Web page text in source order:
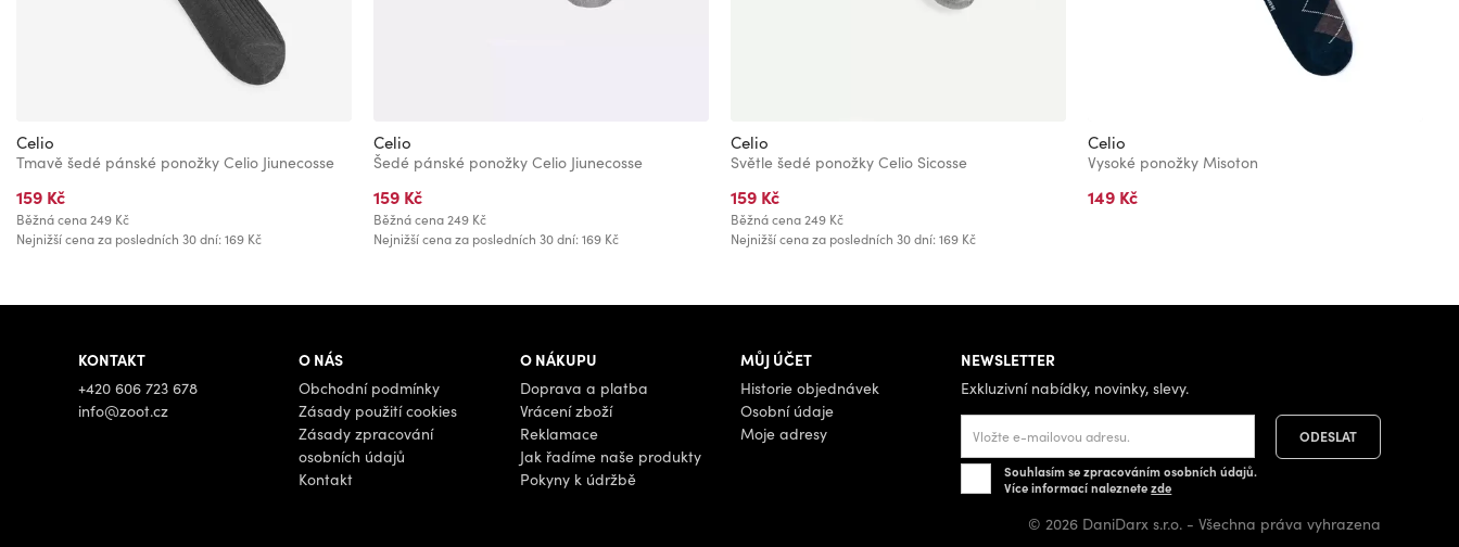
Celio
Tmavě šedé pánské ponožky Celio Jiunecosse
159 Kč
Běžná cena249 Kč
Nejnižší cena za posledních 30 dní: 169 Kč
Celio
Šedé pánské ponožky Celio Jiunecosse
159 Kč
Běžná cena249 Kč
Nejnižší cena za posledních 30 dní: 169 Kč
Celio
Světle šedé ponožky Celio Sicosse
159 Kč
Běžná cena249 Kč
Nejnižší cena za posledních 30 dní: 169 Kč
Celio
Vysoké ponožky Misoton
149 Kč
KONTAKT
+420 606 723 678
info@zoot.cz
O NÁS
Obchodní podmínky
Zásady použití cookies
Zásady zpracování
osobních údajů
Kontakt
O NÁKUPU
Doprava a platba
Vrácení zboží
Reklamace
Jak řadíme naše produkty
Pokyny k údržbě
MŮJ ÚČET
Historie objednávek
Osobní údaje
Moje adresy
NEWSLETTER
Exkluzivní nabídky, novinky, slevy.
Souhlasím se zpracováním osobních údajů.
Více informací naleznetezde
© 2026 DaniDarx s.r.o. - Všechna práva vyhrazena